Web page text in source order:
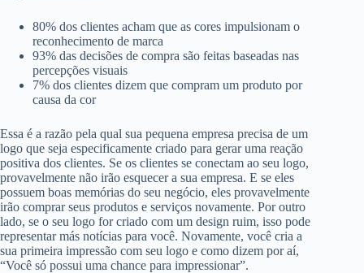
80% dos clientes acham que as cores impulsionam o
reconhecimento de marca
93% das decisões de compra são feitas baseadas nas
percepções visuais
7% dos clientes dizem que compram um produto por
causa da cor
Essa é a razão pela qual sua pequena empresa precisa de um
logo que seja especificamente criado para gerar uma reação
positiva dos clientes. Se os clientes se conectam ao seu logo,
provavelmente não irão esquecer a sua empresa. E se eles
possuem boas memórias do seu negócio, eles provavelmente
irão comprar seus produtos e serviços novamente. Por outro
lado, se o seu logo for criado com um design ruim, isso pode
representar más notícias para você. Novamente, você cria a
sua primeira impressão com seu logo e como dizem por aí,
“Você só possui uma chance para impressionar”.